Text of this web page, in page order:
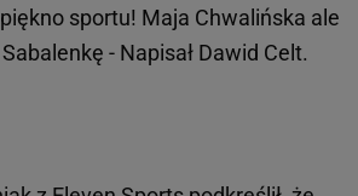
sportu! Maja Chwalińska ale
- Napisał Dawid Celt.